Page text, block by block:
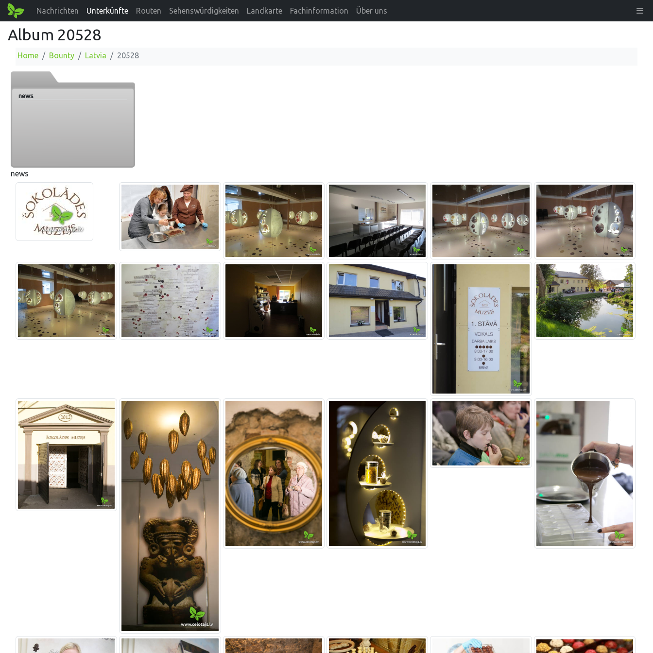
Nachrichten Unterkünfte Routen Sehenswürdigkeiten Landkarte Fachinformation Über uns
Album 20528
Home Bounty Latvia 20528
news
news